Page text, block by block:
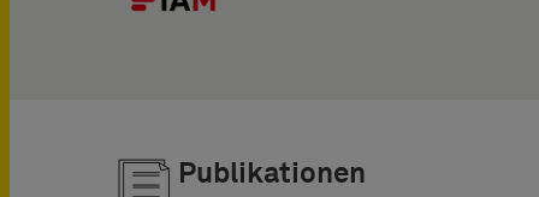
Publikationen